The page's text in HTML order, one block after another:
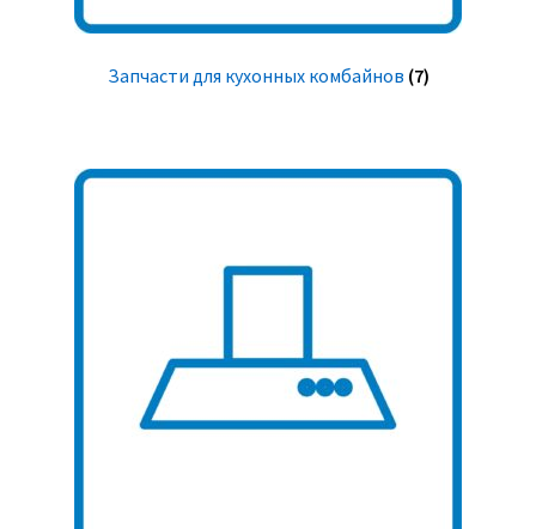
Запчасти для кухонных комбайнов (7)